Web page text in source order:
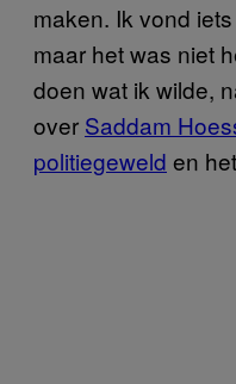
maken. Ik vond
maar het was niet
doen wat ik wilde,
over Saddam
politiegeweld en